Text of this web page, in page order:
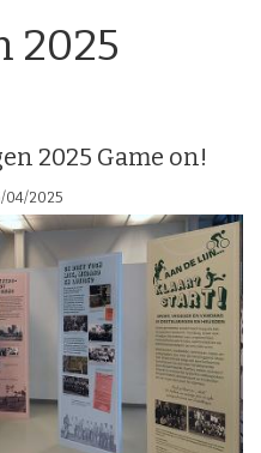
2025
2025 Game on!
04/2025